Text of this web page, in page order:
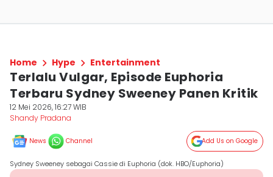
Home Hype Entertainment
Terlalu Vulgar, Episode Euphoria
Terbaru Sydney Sweeney Panen Kritik
12 Mei 2026, 16:27 WIB
Shandy Pradana
News Channel Add Us on Google
Sydney Sweeney sebagai Cassie di Euphoria (dok. HBO/Euphoria)